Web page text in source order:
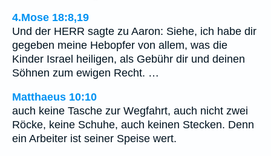
4.Mose 18:8,19
Und der HERR sagte zu Aaron: Siehe, ich habe dir
gegeben meine Hebopfer von allem, was die
Kinder Israel heiligen, als Gebühr dir und deinen
Söhnen zum ewigen Recht. …
Matthaeus 10:10
auch keine Tasche zur Wegfahrt, auch nicht zwei
Röcke, keine Schuhe, auch keinen Stecken. Denn
ein Arbeiter ist seiner Speise wert.